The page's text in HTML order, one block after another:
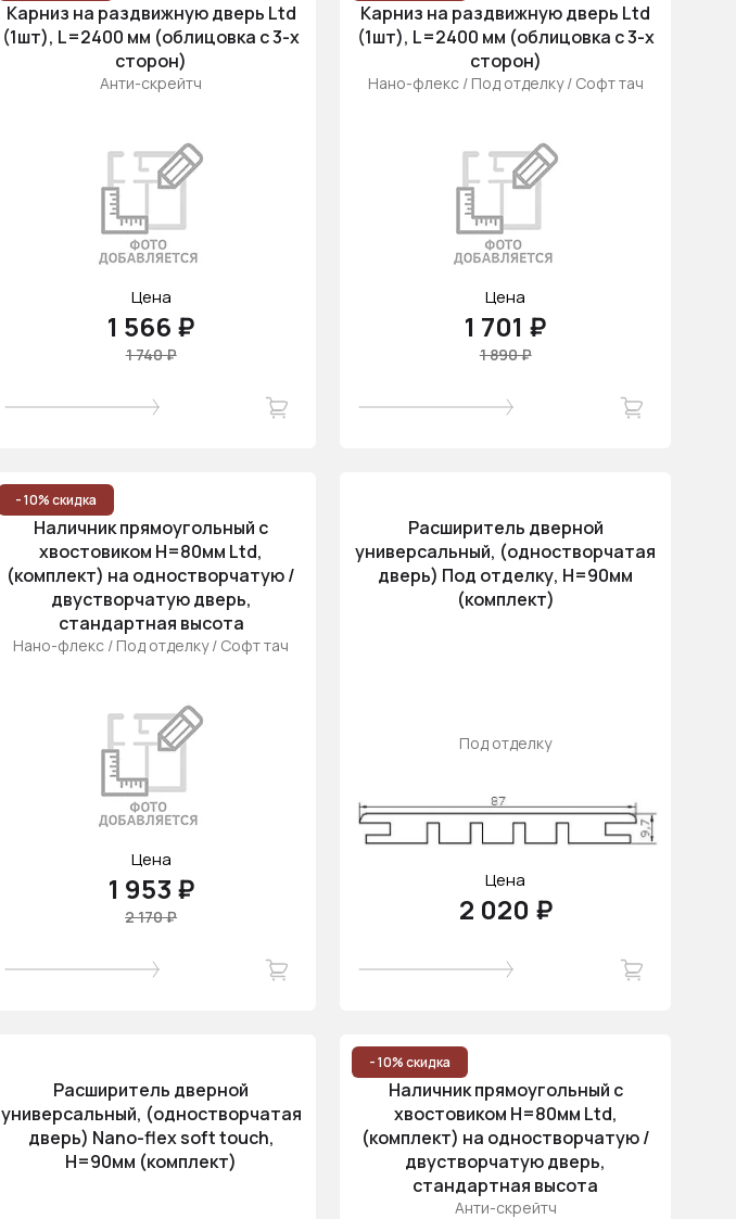
Цена (убыв.)
Карниз на раздвижную дверь Ltd
(1шт), L=2400 мм (облицовка с 3-х
сторон)
Анти-скрейтч
Цена
1 566 ₽
1 740 ₽
Карниз на раздвижную дверь Ltd
(1шт), L=2400 мм (облицовка с 3-х
сторон)
Нано-флекс / Под отделку / Софт тач
Цена
1 701 ₽
1 890 ₽
- 10% скидка
Наличник прямоугольный с
хвостовиком H=80мм Ltd,
(комплект) на одностворчатую /
двустворчатую дверь,
стандартная высота
Нано-флекс / Под отделку / Софт тач
Цена
1 953 ₽
2 170 ₽
Расширитель дверной
универсальный, (одностворчатая
дверь) Под отделку, H=90мм
(комплект)
Под отделку
Цена
2 020 ₽
Расширитель дверной
универсальный, (одностворчатая
дверь) Nano-flex soft touch,
H=90мм (комплект)
- 10% скидка
Наличник прямоугольный с
хвостовиком H=80мм Ltd,
(комплект) на одностворчатую /
двустворчатую дверь,
стандартная высота
Анти-скрейтч